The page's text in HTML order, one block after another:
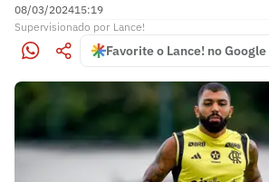
08/03/202415:19
Supervisionado por Lance!
Favorite o Lance! no Google